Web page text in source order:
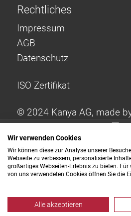
Rechtliches
Impressum
AGB
Datenschutz
ISO Zertifikat
© 2024 Kanya AG, made
Wir verwenden Cookies
Wir können diese zur Analyse unserer
Webseite zu verbessern, personalisierte
großartiges Webseiten-Erlebnis zu bieten.
von uns verwendeten Cookies öffnen Sie die
Alle akzeptieren